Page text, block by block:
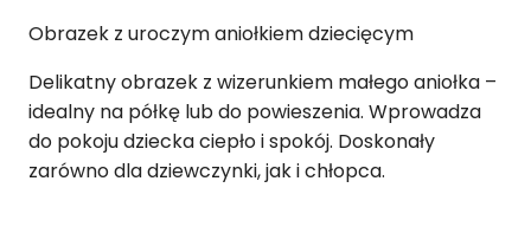
Obrazek z uroczym aniołkiem dziecięcym
Delikatny obrazek z wizerunkiem małego aniołka –
idealny na półkę lub do powieszenia. Wprowadza
do pokoju dziecka ciepło i spokój. Doskonały
zarówno dla dziewczynki, jak i chłopca.